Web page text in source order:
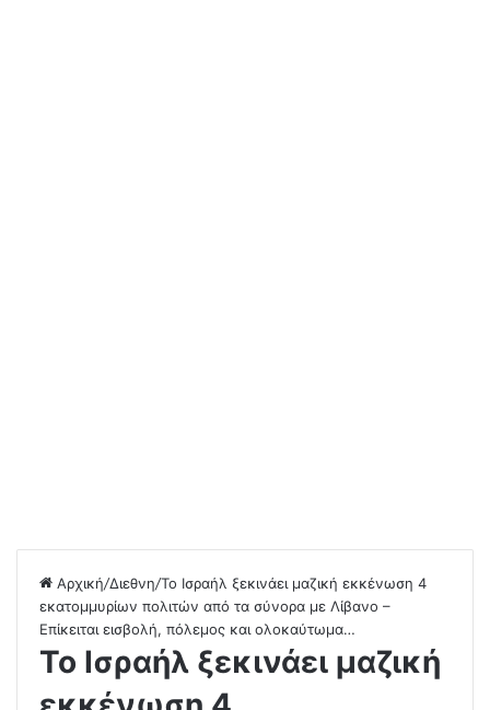
Αρχική/Διεθνη/Το Ισραήλ ξεκινάει μαζική εκκένωση 4
εκατομμυρίων πολιτών από τα σύνορα με Λίβανο –
Επίκειται εισβολή, πόλεμος και ολοκαύτωμα…
Το Ισραήλ ξεκινάει μαζική